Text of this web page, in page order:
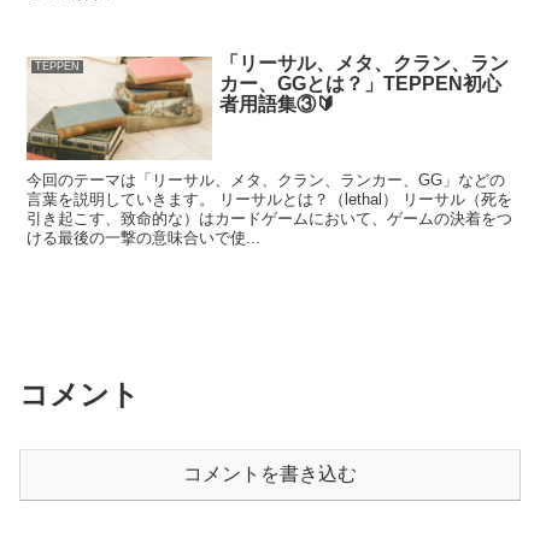
TEPPEN
「リーサル、メタ、クラン、ラン
カー、GGとは？」TEPPEN初心
者用語集③🔰
今回のテーマは「リーサル、メタ、クラン、ランカー、GG」などの
言葉を説明していきます。 リーサルとは？（lethal） リーサル（死を
引き起こす、致命的な）はカードゲームにおいて、ゲームの決着をつ
ける最後の一撃の意味合いで使...
コメント
コメントを書き込む